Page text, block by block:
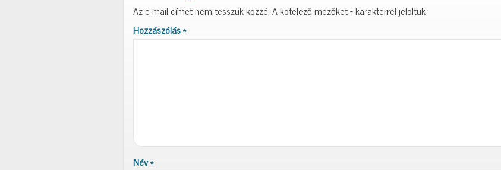
Az e-mail címet nem tesszük közzé.A kötelező mezőket*karakterrel jelöltük
Hozzászólás*
Név*